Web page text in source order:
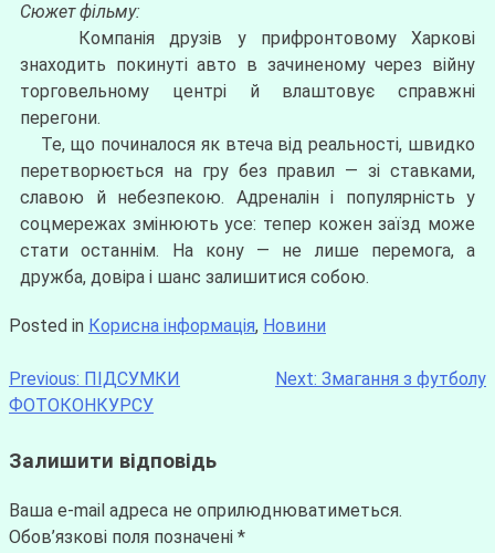
Сюжет фільму:
Компанія друзів у прифронтовому Харкові
знаходить покинуті авто в зачиненому через війну
торговельному центрі й влаштовує справжні
перегони.
Те, що починалося як втеча від реальності, швидко
перетворюється на гру без правил — зі ставками,
славою й небезпекою. Адреналін і популярність у
соцмережах змінюють усе: тепер кожен заїзд може
стати останнім. На кону — не лише перемога, а
дружба, довіра і шанс залишитися собою.
Posted in Корисна інформація, Новини
Previous: ПІДСУМКИ
ФОТОКОНКУРСУ
Next: Змагання з футболу
Залишити відповідь
Ваша e-mail адреса не оприлюднюватиметься.
Обов’язкові поля позначені *